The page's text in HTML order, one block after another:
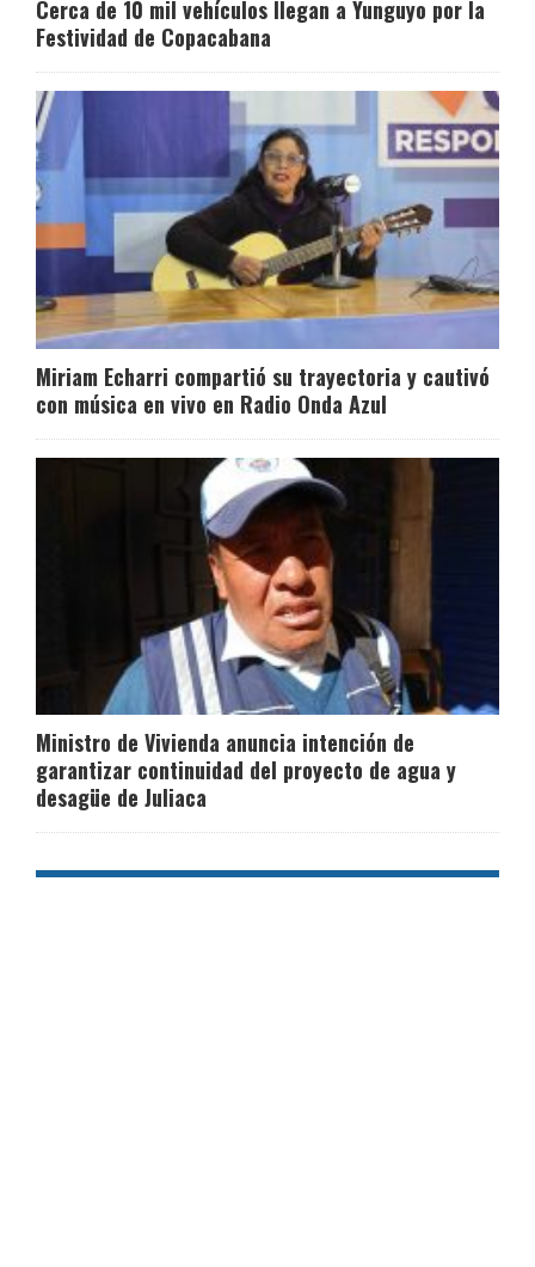
Cerca de 10 mil vehículos llegan a Yunguyo por la
Festividad de Copacabana
Miriam Echarri compartió su trayectoria y cautivó
con música en vivo en Radio Onda Azul
Ministro de Vivienda anuncia intención de
garantizar continuidad del proyecto de agua y
desagüe de Juliaca